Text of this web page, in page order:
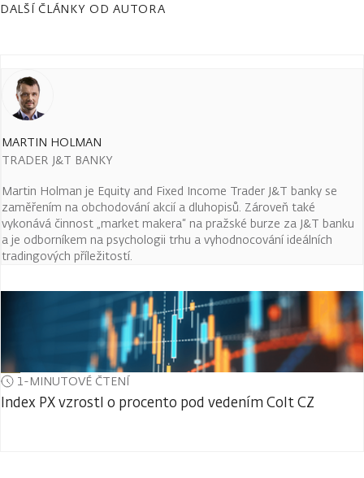
DALŠÍ ČLÁNKY OD AUTORA
MARTIN HOLMAN
TRADER J&T BANKY
Martin Holman je Equity and Fixed Income Trader J&T banky se
zaměřením na obchodování akcií a dluhopisů. Zároveň také
vykonává činnost „market makera“ na pražské burze za J&T banku
a je odborníkem na psychologii trhu a vyhodnocování ideálních
tradingových příležitostí.
1-MINUTOVÉ ČTENÍ
Index PX vzrostl o procento pod vedením Colt CZ